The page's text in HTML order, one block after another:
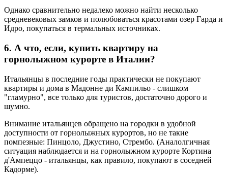
Однако сравнительно недалеко можно найти несколько
средневековых замков и полюбоваться красотами озер Гарда и
Идро, покупаться в термальных источниках.
6. А что, если, купить квартиру на
горнолыжном курорте в Италии?
Итальянцы в последние годы практически не покупают
квартиры и дома в Мадонне ди Кампильо - слишком
"гламурно", все только для туристов, достаточно дорого и
шумно.
Внимание итальянцев обращено на городки в удобной
доступности от горнолыжных курортов, но не такие
помпезные: Пинцоло, Джустино, Стрембо. (Аналолгичная
ситуация наблюдается и на горнолыжном курорте Кортина
д'Ампеццо - итальянцы, как правило, покупают в соседней
Кадорме).